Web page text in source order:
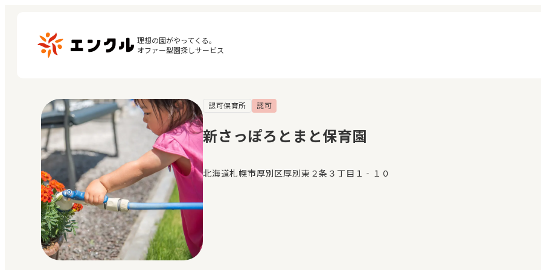
理想の園がやってくる。
オファー型園探しサービス
保育園・幼稚園を探す
地図から探す
地域から探す
マイページ
閲覧履歴
お気に入り
認可保育所 認可
新さっぽろとまと保育園
北海道札幌市厚別区厚別東２条３丁目１‐１０